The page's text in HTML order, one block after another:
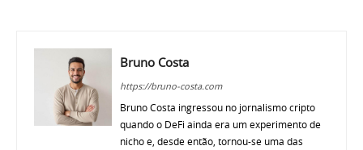
Bruno Costa
https://bruno-costa.com
Bruno Costa ingressou no jornalismo cripto
quando o DeFi ainda era um experimento de
nicho e, desde então, tornou-se uma das